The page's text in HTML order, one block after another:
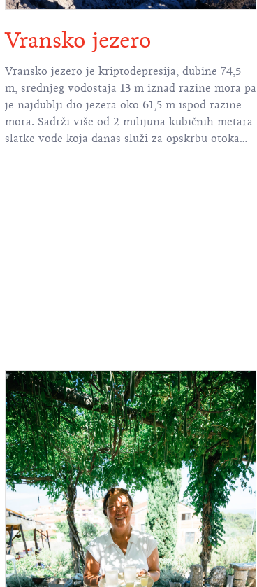
Vransko jezero
Vransko jezero je kriptodepresija, dubine 74,5
m, srednjeg vodostaja 13 m iznad razine mora pa
je najdublji dio jezera oko 61,5 m ispod razine
mora. Sadrži više od 2 milijuna kubičnih metara
slatke vode koja danas služi za opskrbu otoka